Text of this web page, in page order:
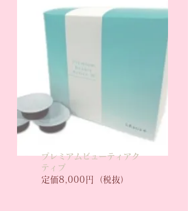
プレミアムビューティアク
ティブ
定価8,000円（税抜）